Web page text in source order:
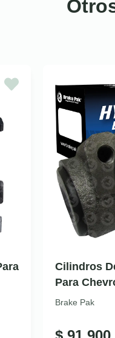
Cilindros
Para
Brake Pak